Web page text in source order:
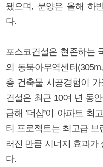
됐으며, 분양은 올해 하
다.
포스코건설은 현존하는
의 동북아무역센터
층 건축물 시공경험이
건설은 최근 10여 년 동
급해 '더샵'이 아파트 최
티 프로젝트는 최고급
러진 만큼 시너지 효과가
다.